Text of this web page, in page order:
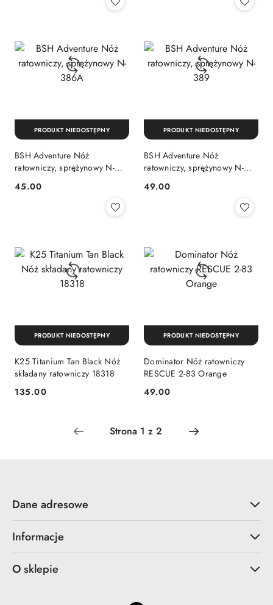
BSH Adventure Nóż
ratowniczy, sprężynowy N-
Cena:
45.00
PRODUKT NIEDOSTĘPNY
BSH Adventure Nóż
ratowniczy, sprężynowy N-
Cena:
49.00
PRODUKT NIEDOSTĘPNY
K25 Titanium Tan Black Nóż
składany ratowniczy 18318
Cena:
135.00
PRODUKT NIEDOSTĘPNY
Dominator Nóż ratowniczy
RESCUE 2-83 Orange
Cena:
49.00
PRODUKT NIEDOSTĘPNY
Dane adresowe
Informacje
O sklepie